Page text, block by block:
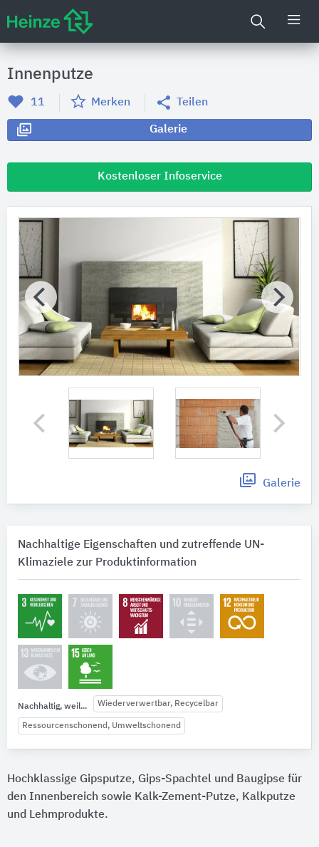
Innenputze
11 Merken Teilen
Galerie
Kostenloser Infoservice
Galerie
Nachhaltige Eigenschaften und zutreffende UN-
Klimaziele zur Produktinformation
Nachhaltig, weil... Wiederverwertbar, Recycelbar
Ressourcenschonend, Umweltschonend
Hochklassige Gipsputze, Gips-Spachtel und Baugipse für
den Innenbereich sowie Kalk-Zement-Putze, Kalkputze
und Lehmprodukte.